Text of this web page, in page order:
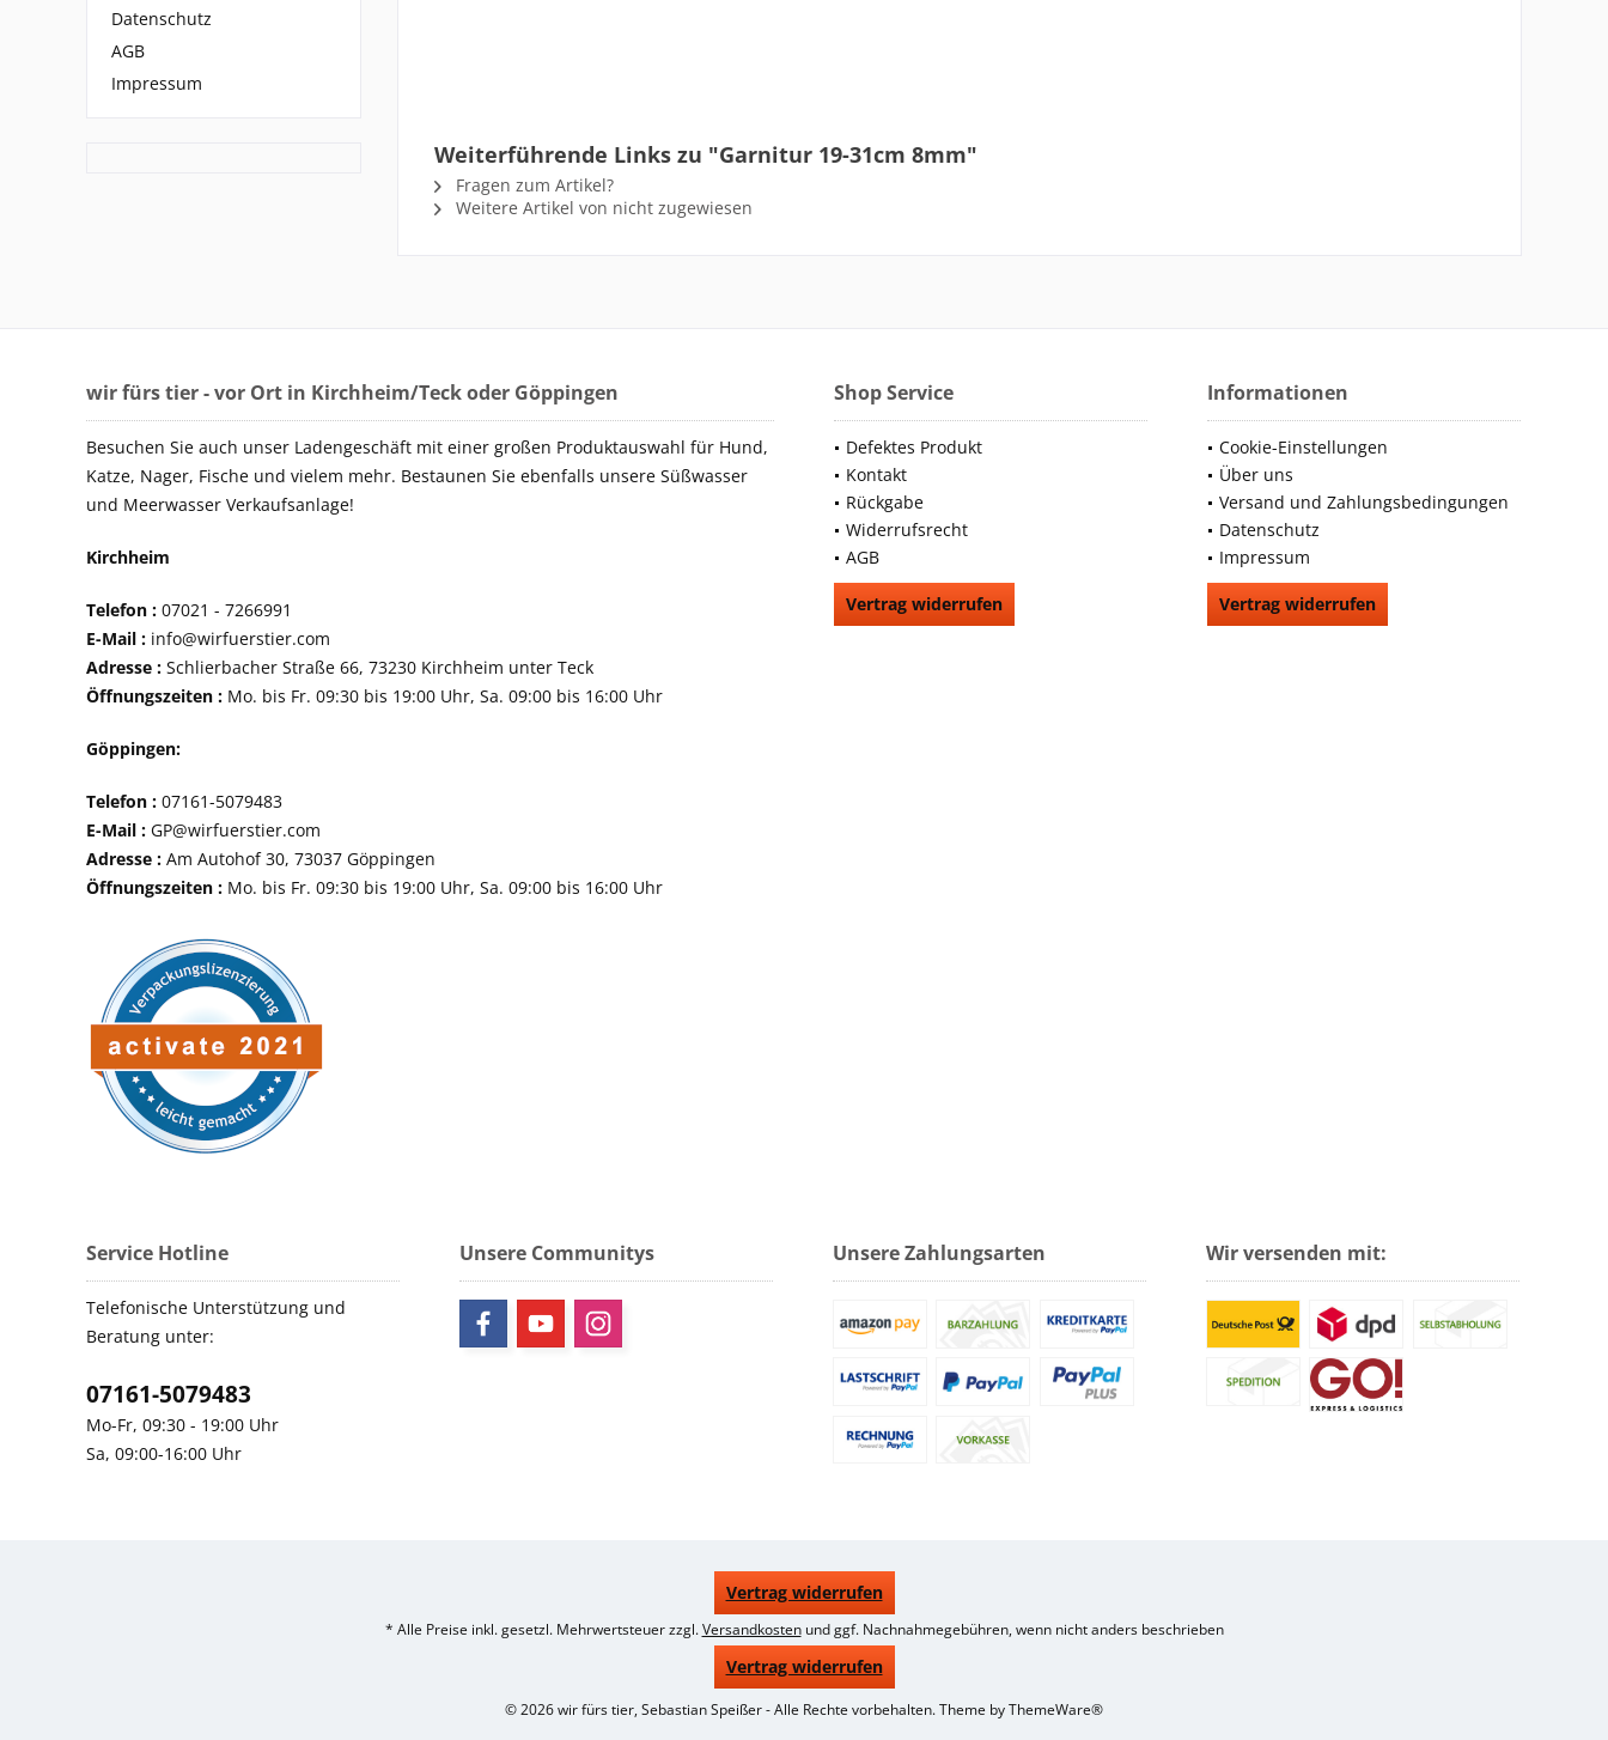
Datenschutz
AGB
Impressum
Weiterführende Links zu "Garnitur 19-31cm 8mm"
Fragen zum Artikel?
Weitere Artikel von nicht zugewiesen
wir fürs tier - vor Ort in Kirchheim/Teck oder Göppingen
Besuchen Sie auch unser Ladengeschäft mit einer großen Produktauswahl für Hund,
Katze, Nager, Fische und vielem mehr. Bestaunen Sie ebenfalls unsere Süßwasser
und Meerwasser Verkaufsanlage!
Kirchheim
Telefon : 07021 - 7266991
E-Mail : info@wirfuerstier.com
Adresse : Schlierbacher Straße 66, 73230 Kirchheim unter Teck
Öffnungszeiten : Mo. bis Fr. 09:30 bis 19:00 Uhr, Sa. 09:00 bis 16:00 Uhr
Göppingen:
Telefon : 07161-5079483
E-Mail : GP@wirfuerstier.com
Adresse : Am Autohof 30, 73037 Göppingen
Öffnungszeiten : Mo. bis Fr. 09:30 bis 19:00 Uhr, Sa. 09:00 bis 16:00 Uhr
Shop Service
Defektes Produkt
Kontakt
Rückgabe
Widerrufsrecht
AGB
Vertrag widerrufen
Informationen
Cookie-Einstellungen
Über uns
Versand und Zahlungsbedingungen
Datenschutz
Impressum
Vertrag widerrufen
Service Hotline
Telefonische Unterstützung und
Beratung unter:
07161-5079483
Mo-Fr, 09:30 - 19:00 Uhr
Sa, 09:00-16:00 Uhr
Unsere Communitys Unsere Zahlungsarten Wir versenden mit:
Vertrag widerrufen
* Alle Preise inkl. gesetzl. Mehrwertsteuer zzgl.Versandkostenund ggf. Nachnahmegebühren, wenn nicht anders beschrieben
Vertrag widerrufen
© 2026 wir fürs tier, Sebastian Speißer - Alle Rechte vorbehalten. Theme byThemeWare®